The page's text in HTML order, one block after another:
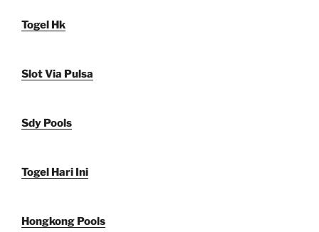
Togel Hk
Slot Via Pulsa
Sdy Pools
Togel Hari Ini
Hongkong Pools